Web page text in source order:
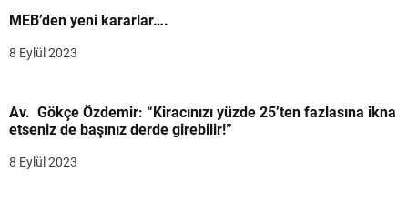
MEB’den yeni kararlar….
8 Eylül 2023
Av. Gökçe Özdemir: “Kiracınızı yüzde 25’ten fazlasına ikna
etseniz de başınız derde girebilir!”
8 Eylül 2023